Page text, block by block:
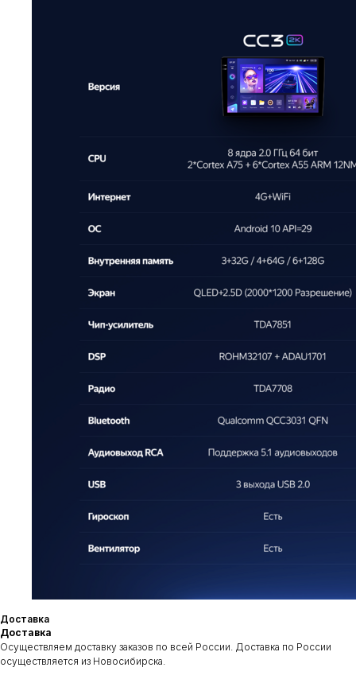
Доставка
Доставка
Осуществляем доставку заказов по всей России. Доставка по России
осуществляется из Новосибирска.
Приезжайте к нам
Время работы
пн-пт: c 11:00 до 19:00